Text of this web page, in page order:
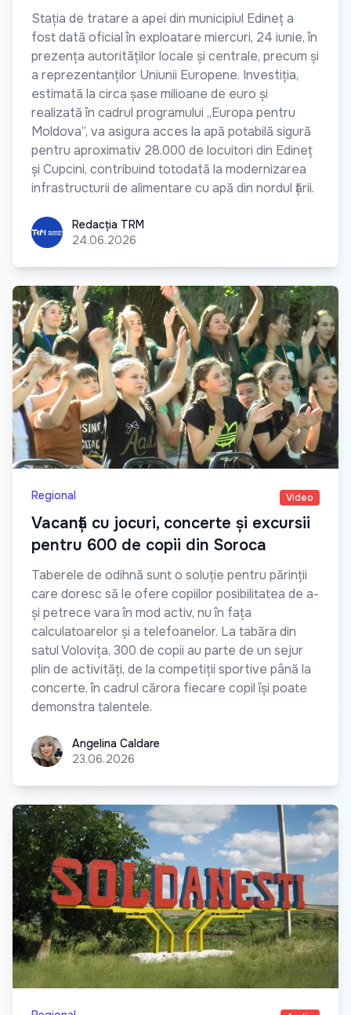
Stația de tratare a apei din municipiul Edineț a
fost dată oficial în exploatare miercuri, 24 iunie, în
prezența autorităților locale și centrale, precum și
a reprezentanților Uniunii Europene. Investiția,
estimată la circa șase milioane de euro și
realizată în cadrul programului „Europa pentru
Moldova”, va asigura acces la apă potabilă sigură
pentru aproximativ 28.000 de locuitori din Edineț
și Cupcini, contribuind totodată la modernizarea
infrastructurii de alimentare cu apă din nordul țării.
Redacția TRM
Redacția TRM
24.06.2026
Regional Video
Vacanță cu jocuri, concerte și excursii
pentru 600 de copii din Soroca
Taberele de odihnă sunt o soluție pentru părinții
care doresc să le ofere copiilor posibilitatea de a-
și petrece vara în mod activ, nu în fața
calculatoarelor și a telefoanelor. La tabăra din
satul Volovița, 300 de copii au parte de un sejur
plin de activități, de la competiții sportive până la
concerte, în cadrul cărora fiecare copil își poate
demonstra talentele.
Angelina Caldare
Angelina Caldare
23.06.2026